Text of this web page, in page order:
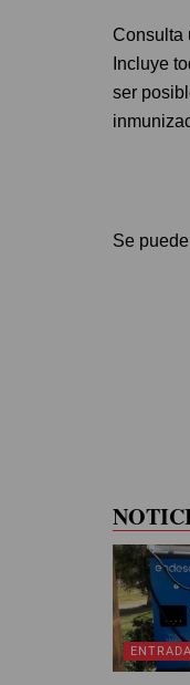
Consulta
Incluye
ser
Se